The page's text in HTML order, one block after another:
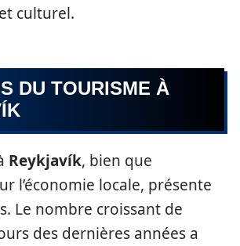
culturel.
DU TOURISME À
Reykjavík, bien que
l’économie locale, présente
Le nombre croissant de
des dernières années a